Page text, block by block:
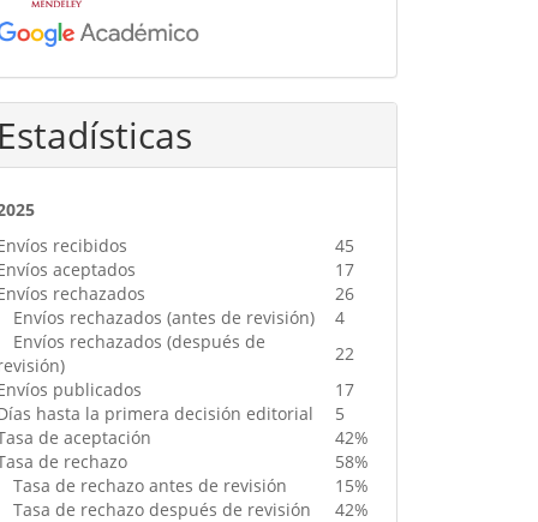
Estadísticas
recibidos
45
aceptados
17
rechazados
26
Envíos rechazados (antes de revisión)
4
Envíos rechazados (después de
22
publicados
17
hasta la primera decisión editorial
5
de aceptación
42%
de rechazo
58%
Tasa de rechazo antes de revisión
15%
Tasa de rechazo después de revisión
42%